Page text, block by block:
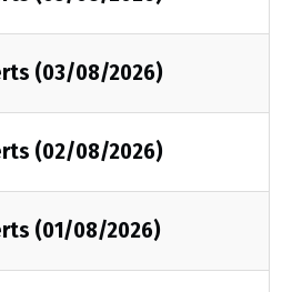
(03/08/2026)
(02/08/2026)
(01/08/2026)